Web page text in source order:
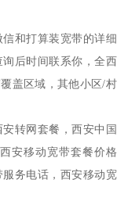
和打算装宽带的详细
后时间联系你，全西
盖区域，其他小区/村
转网套餐，西安中国
安移动宽带套餐价格
务电话，西安移动宽